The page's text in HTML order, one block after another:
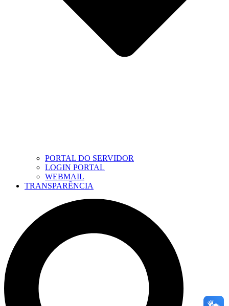
PORTAL DO SERVIDOR
LOGIN PORTAL
WEBMAIL
TRANSPARÊNCIA